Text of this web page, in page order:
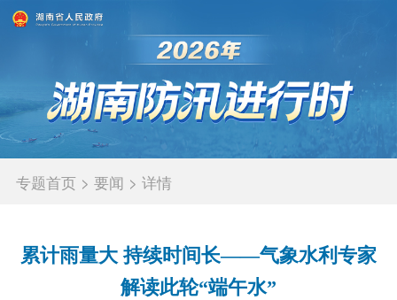
专题首页 >要闻 > 详情
累计雨量大 持续时间长——气象水利专家
解读此轮“端午水”